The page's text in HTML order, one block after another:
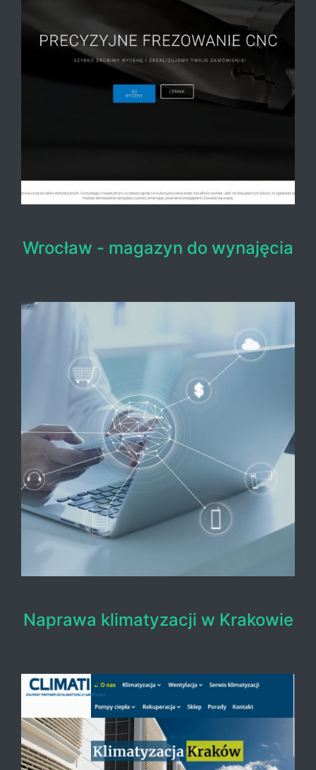
Wrocław - magazyn do wynajęcia
Naprawa klimatyzacji w Krakowie